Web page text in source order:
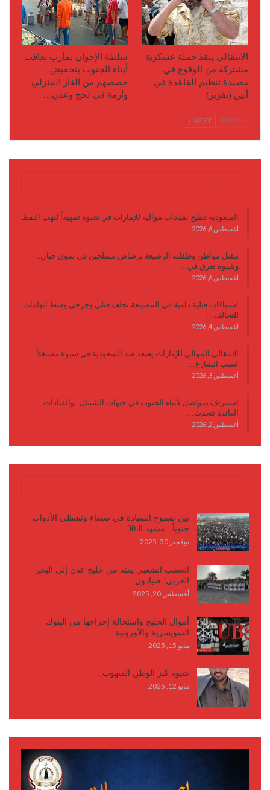
الانتقالي ينقذ حملة عسكرية
مشتركة من الوقوع في
مصيدة تنظيم القاعدة في
أبين (تقرير)
سلطة الإخوان بمأرب تعاقب
أبناء الجنوب بتخفيض
حصصهم من الغاز المنزلي
وأزمة في لحج وعدن…
NEXT
السعودية تطيح بقيادات موالية للإمارات في شبوة تمهيداً لنهب النفط
أغسطس 6, 2026
مقتل مواطن وطفلته الرضيعة برصاص مسلحين في سوق حبان..
وشبوة تغرق في…
أغسطس 6, 2026
اشتباكات قبلية دامية في المصينعة تخلف قتلى وجرحى وسط اتهامات
للتحالف…
أغسطس 4, 2026
الانتقالي الموالي للإمارات يصعد ضد السعودية في شبوة مستغلاً
غضب الشارع…
أغسطس 3, 2026
استنزاف متواصل لأبناء الجنوب في جبهات الشمال.. والقيادات
العائدة تتحدث…
أغسطس 2, 2026
بين شموخ السيادة في صنعاء وتشظي الأدوات
جنوباً.. مشهد الـ30…
نوفمبر 30, 2025
الغضب الشعبي يمتد من خليج عدن إلى البحر
العربي: صيادون…
أغسطس 20, 2025
أموال الخليج واستحالة إخراجها من البنوك
السويسرية والأوروبية…
مايو 15, 2025
شبوة كنز الوطن المنهوب..
مايو 12, 2025